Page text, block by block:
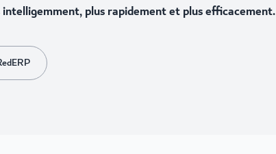
plus rapidement et plus efficacement.